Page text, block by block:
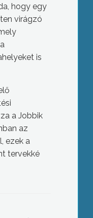
hogy egy
virágzó
is
a Jobbik
az
ezek a
tervekké